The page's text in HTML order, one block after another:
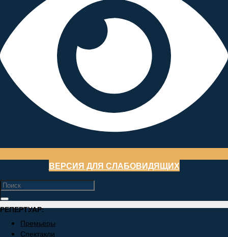
ВЕРСИЯ ДЛЯ СЛАБОВИДЯЩИХ
РЕПЕРТУАР:
Премьеры
Спектакли